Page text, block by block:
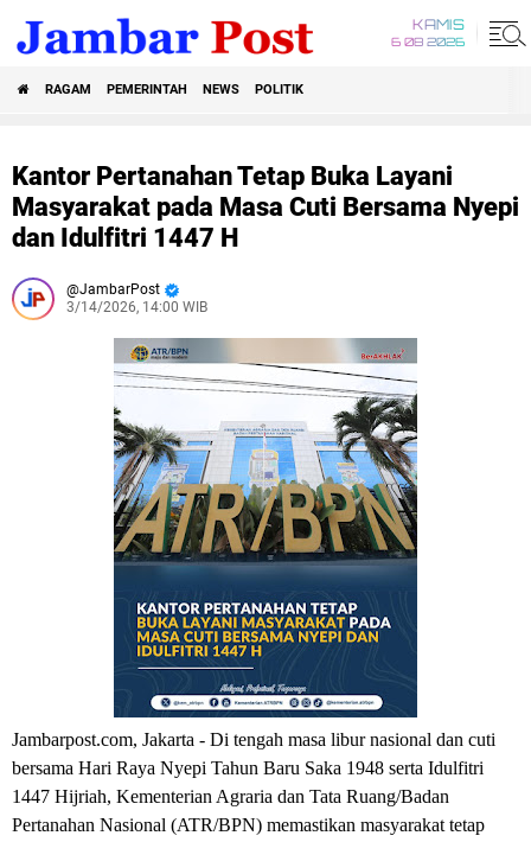
KAMIS
6 08 2026
RAGAM PEMERINTAH NEWS POLITIK
Kantor Pertanahan Tetap Buka Layani
Masyarakat pada Masa Cuti Bersama Nyepi
dan Idulfitri 1447 H
JambarPost
3/14/2026, 14:00 WIB
Jambarpost.com, Jakarta - Di tengah masa libur nasional dan cuti
bersama Hari Raya Nyepi Tahun Baru Saka 1948 serta Idulfitri
1447 Hijriah, Kementerian Agraria dan Tata Ruang/Badan
Pertanahan Nasional (ATR/BPN) memastikan masyarakat tetap